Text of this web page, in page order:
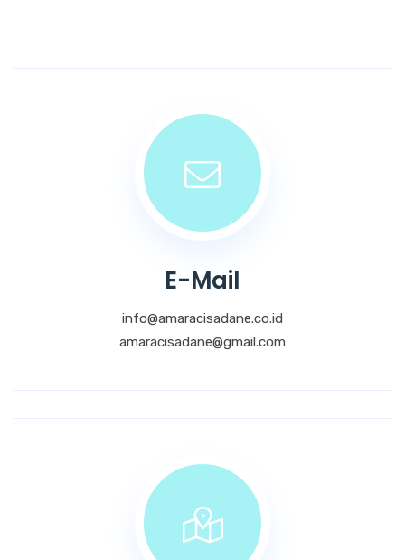
E-Mail
info@amaracisadane.co.id
amaracisadane@gmail.com